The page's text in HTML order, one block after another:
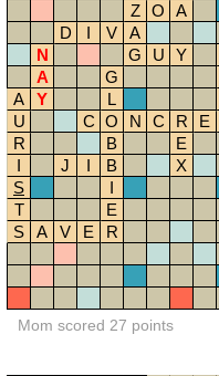
Z
O A
D
I V A
N
G U Y
A
G
A
Y L
U
C O N C R E
R
B E
I
J I B X
S
I
T
E
S
A V E R
Mom scored 27 points